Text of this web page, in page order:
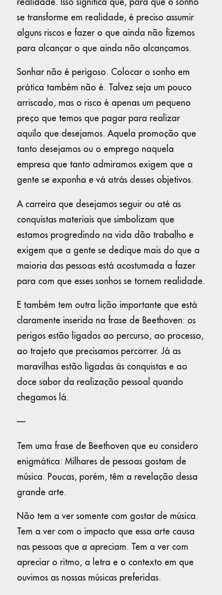
se transforme em realidade, é preciso assumir
alguns riscos e fazer o que ainda não fizemos
para alcançar o que ainda não alcançamos.
Sonhar não é perigoso. Colocar o sonho em
prática também não é. Talvez seja um pouco
arriscado, mas o risco é apenas um pequeno
preço que temos que pagar para realizar
aquilo que desejamos. Aquela promoção que
tanto desejamos ou o emprego naquela
empresa que tanto admiramos exigem que a
gente se exponha e vá atrás desses objetivos.
A carreira que desejamos seguir ou até as
conquistas materiais que simbolizam que
estamos progredindo na vida dão trabalho e
exigem que a gente se dedique mais do que a
maioria das pessoas está acostumada a fazer
para com que esses sonhos se tornem realidade.
E também tem outra lição importante que está
claramente inserida na frase de Beethoven: os
perigos estão ligados ao percurso, ao processo,
ao trajeto que precisamos percorrer. Já as
maravilhas estão ligadas às conquistas e ao
doce sabor da realização pessoal quando
chegamos lá.
—
Tem uma frase de Beethoven que eu considero
enigmática: Milhares de pessoas gostam de
música. Poucas, porém, têm a revelação dessa
grande arte.
Não tem a ver somente com gostar de música.
Tem a ver com o impacto que essa arte causa
nas pessoas que a apreciam. Tem a ver com
apreciar o ritmo, a letra e o contexto em que
ouvimos as nossas músicas preferidas.